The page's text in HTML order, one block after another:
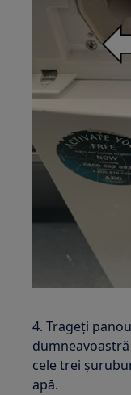
4. Trageți
cele trei
apă.